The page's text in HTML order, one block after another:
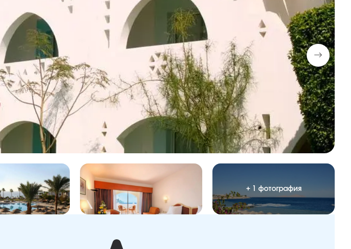
+ 1 фотография